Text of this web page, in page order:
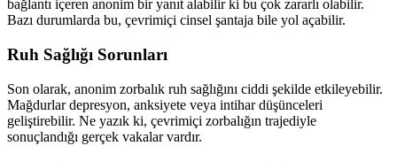
bağlantı içeren anonim bir yanıt alabilir ki bu çok zararlı olabilir.
Bazı durumlarda bu, çevrimiçi cinsel şantaja bile yol açabilir.
Ruh Sağlığı Sorunları
Son olarak, anonim zorbalık ruh sağlığını ciddi şekilde etkileyebilir.
Mağdurlar depresyon, anksiyete veya intihar düşünceleri
geliştirebilir. Ne yazık ki, çevrimiçi zorbalığın trajediyle
sonuçlandığı gerçek vakalar vardır.